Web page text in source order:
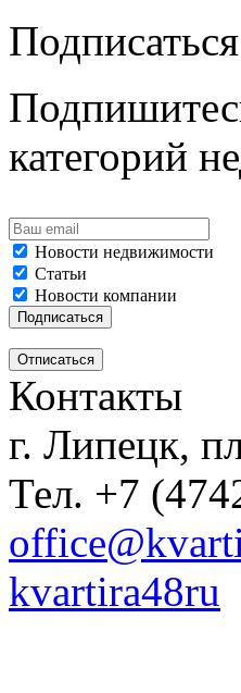
категорий
Новости недвижимости
Статьи
Новости компании
Контакты
г. Липецк,
Тел. +7
kvartira48ru